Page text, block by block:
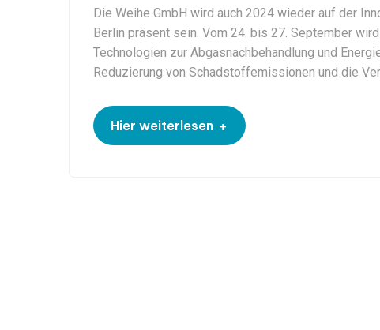
Die Weihe GmbH wird auch 2024 wieder auf der
Berlin präsent sein. Vom 24. bis 27. September
Technologien zur Abgasnachbehandlung und
Reduzierung von Schadstoffemissionen und die
Hier weiterlesen +